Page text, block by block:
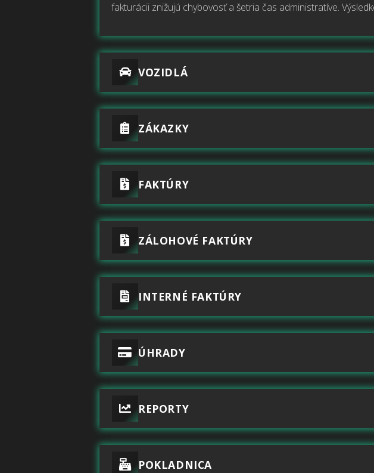
fakturácii znižujú chybovosť a šetria čas administratíve.
VOZIDLÁ
ZÁKAZKY
FAKTÚRY
ZÁLOHOVÉ FAKTÚRY
INTERNÉ FAKTÚRY
ÚHRADY
REPORTY
POKLADNICA